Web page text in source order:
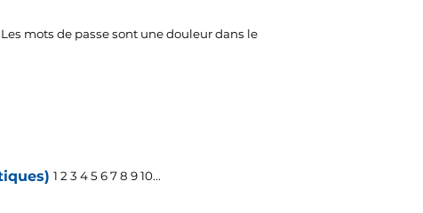
Les mots de passe sont une douleur dans le
1 2 3 4 5 6 7 8 9 10...